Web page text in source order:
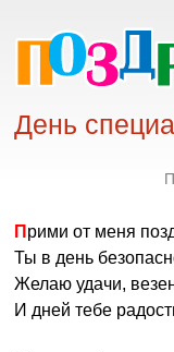
День
Прими от меня
Ты в день
Желаю удачи,
И дней тебе